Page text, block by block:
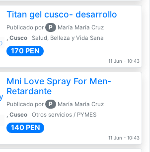
Titan gel cusco- desarrollo
Publicado por P
María María Cruz
, Cusco
Salud, Belleza y Vida Sana
170 PEN
11 Jun - 10:43
Mni Love Spray For Men-
Retardante
Publicado por P
María María Cruz
, Cusco
Otros servicios / PYMES
140 PEN
11 Jun - 10:43